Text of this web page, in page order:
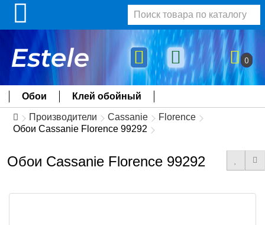
0
Обои Клей обойный
Производители Cassanie
Florence
Обои Cassanie Florence 99292
Обои Cassanie Florence 99292